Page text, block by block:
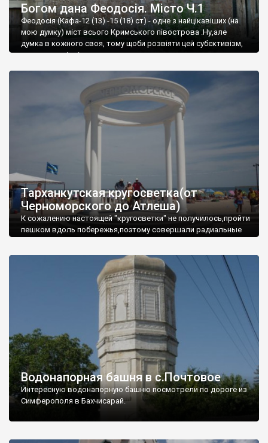
Богом дана Феодосія. Місто Ч.1
Феодосія (Кафа-12 (13) -15 (18) ст) - одне з найцікавіших (на
мою думку) міст всього Кримського півострова .Ну,але
думка в кожного своя, тому щоби розвіяти цей субєктивізм,
запрошую відвідати це
Тарханкутская кругосветка(от
Черноморского до Атлеша)
К сожалению настоящей "кругосветки" не получилось,пройти
пешком вдоль побережья,поэтому совершали радиальные
Водонапорная башня в с.Почтовое
Интересную водонапорную башню посмотрели по дороге из
Симферополя в Бахчисарай.